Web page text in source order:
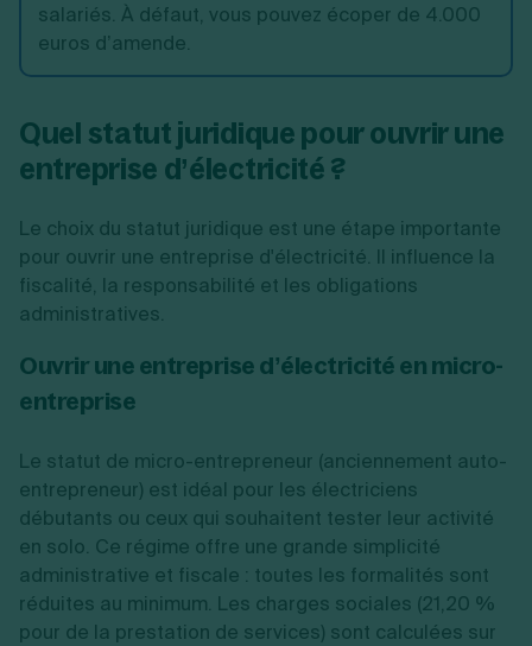
salariés. À défaut, vous pouvez écoper de 4.000
euros d’amende.
Quel statut juridique pour ouvrir une
entreprise d’électricité ?
Le choix du statut juridique est une étape importante
pour ouvrir une entreprise d'électricité. Il influence la
fiscalité, la responsabilité et les obligations
administratives.
Ouvrir une entreprise d’électricité en micro-
entreprise
Le statut de micro-entrepreneur (anciennement auto-
entrepreneur) est idéal pour les électriciens
débutants ou ceux qui souhaitent tester leur activité
en solo. Ce régime offre une grande simplicité
administrative et fiscale : toutes les formalités sont
réduites au minimum. Les charges sociales (21,20 %
pour de la prestation de services) sont calculées sur